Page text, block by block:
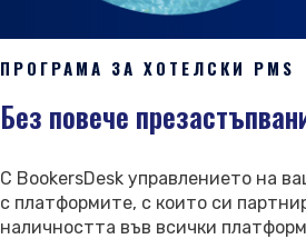
ПРОГРАМА ЗА ХОТЕЛСКИ PMS
Без повече
С BookersDesk управлението на
с платформите, с които си
наличността във всички